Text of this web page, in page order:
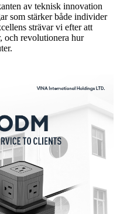
av teknisk innovation
som stärker både individer
strävar vi efter att
och revolutionera hur